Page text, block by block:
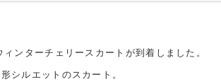
ンターチェリースカートが到着しました。
シルエットのスカート。